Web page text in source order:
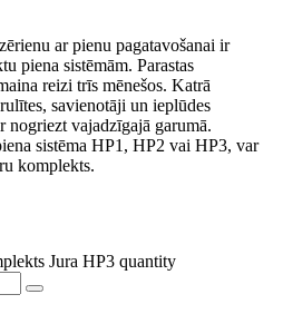
ar pienu pagatavošanai ir
piena sistēmām. Parastas
reizi trīs mēnešos. Katrā
savienotāji un ieplūdes
nogriezt vajadzīgajā garumā.
sistēma HP1, HP2 vai HP3, var
komplekts.
Jura HP3 quantity